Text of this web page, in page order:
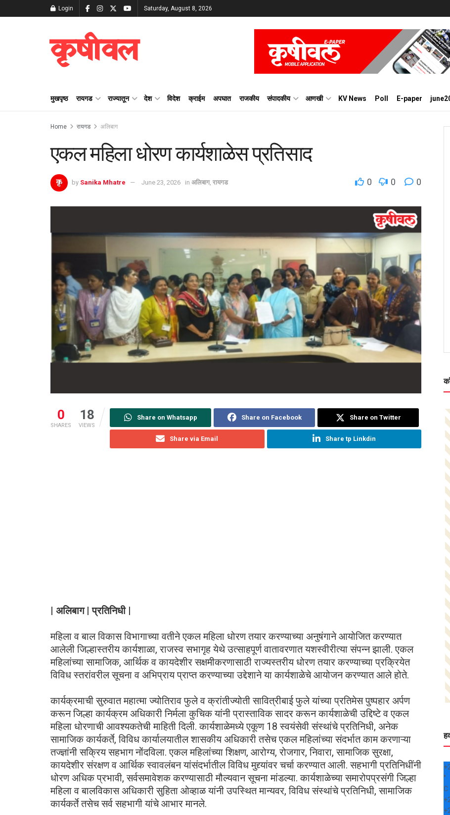
Login Saturday, August 8, 2026
कृषीवल
मुखपृष्ठ रायगड राज्यातून देश विदेश क्राईम अपघात राजकीय संपादकीय आणखी KV News Poll E-paper
Home रायगड अलिबाग
एकल महिला धोरण कार्यशाळेस प्रतिसाद
by Sanika Mhatre June 23, 2026 in अलिबाग, रायगड 0 0 0
0
SHARES
18
VIEWS
Share on Whatsapp Share on Facebook Share on Twitter
Share via Email Share tp Linkdin
| अलिबाग | प्रतिनिधी |
महिला व बाल विकास विभागाच्या वतीने एकल महिला धोरण तयार करण्याच्या अनुषंगाने आयोजित करण्यात
आलेली जिल्हास्तरीय कार्यशाळा, राजस्व सभागृह येथे उत्साहपूर्ण वातावरणात यशस्वीरीत्या संपन्न झाली. एकल
महिलांच्या सामाजिक, आर्थिक व कायदेशीर सक्षमीकरणासाठी राज्यस्तरीय धोरण तयार करण्याच्या प्रक्रियेत
विविध स्तरांवरील सूचना व अभिप्राय प्राप्त करण्याच्या उद्देशाने या कार्यशाळेचे आयोजन करण्यात आले होते.
कार्यक्रमाची सुरुवात महात्मा ज्योतिराव फुले व क्रांतीज्योती सावित्रीबाई फुले यांच्या प्रतिमेस पुष्पहार अर्पण
करून जिल्हा कार्यक्रम अधिकारी निर्मला कुचिक यांनी प्रास्ताविक सादर करून कार्यशाळेची उद्दिष्टे व एकल
महिला धोरणाची आवश्यकतेची माहिती दिली. कार्यशाळेमध्ये एकूण 18 स्वयंसेवी संस्थांचे प्रतिनिधी, अनेक
सामाजिक कार्यकर्ते, विविध कार्यालयातील शासकीय अधिकारी तसेच एकल महिलांच्या संदर्भात काम करणाऱ्या
तज्ज्ञांनी सक्रिय सहभाग नोंदविला. एकल महिलांच्या शिक्षण, आरोग्य, रोजगार, निवारा, सामाजिक सुरक्षा,
कायदेशीर संरक्षण व आर्थिक स्वावलंबन यांसंदर्भातील विविध मुद्द्यांवर चर्चा करण्यात आली. सहभागी प्रतिनिधींनी
धोरण अधिक प्रभावी, सर्वसमावेशक करण्यासाठी मौल्यवान सूचना मांडल्या. कार्यशाळेच्या समारोपप्रसंगी जिल्हा
महिला व बालविकास अधिकारी सुहिता ओव्हाळ यांनी उपस्थित मान्यवर, विविध संस्थांचे प्रतिनिधी, सामाजिक
कार्यकर्ते तसेच सर्व सहभागी यांचे आभार मानले.
+
°
C
+
+